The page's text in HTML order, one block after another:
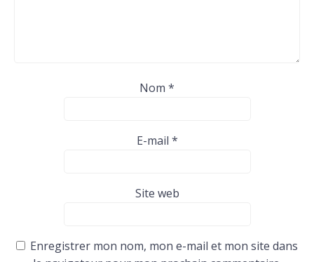
Nom *
E-mail *
Site web
Enregistrer mon nom, mon e-mail et mon site dans